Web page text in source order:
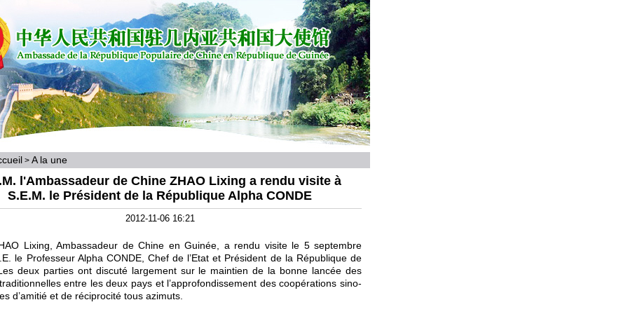
> A la une
l'Ambassadeur de Chine ZHAO Lixing a rendu visite à
S.E.M. le Président de la République Alpha CONDE
2012-11-06 16:21
Lixing, Ambassadeur de Chine en Guinée, a rendu visite le 5 septembre
le Professeur Alpha CONDE, Chef de l’Etat et Président de la République de
deux parties ont discuté largement sur le maintien de la bonne lancée des
entre les deux pays et l’approfondissement des coopérations sino-
d’amitié et de réciprocité tous azimuts.